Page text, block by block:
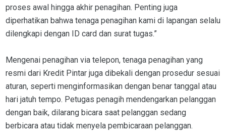
proses awal hingga akhir penagihan. Penting juga
diperhatikan bahwa tenaga penagihan kami di lapangan selalu
dilengkapi dengan ID card dan surat tugas.”
Mengenai penagihan via telepon, tenaga penagihan yang
resmi dari Kredit Pintar juga dibekali dengan prosedur sesuai
aturan, seperti menginformasikan dengan benar tanggal atau
hari jatuh tempo. Petugas penagih mendengarkan pelanggan
dengan baik, dilarang bicara saat pelanggan sedang
berbicara atau tidak menyela pembicaraan pelanggan.